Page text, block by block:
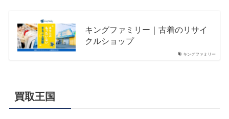
キングファミリー
キングファミリー｜古着のリサイ
クルショップ
買取王国